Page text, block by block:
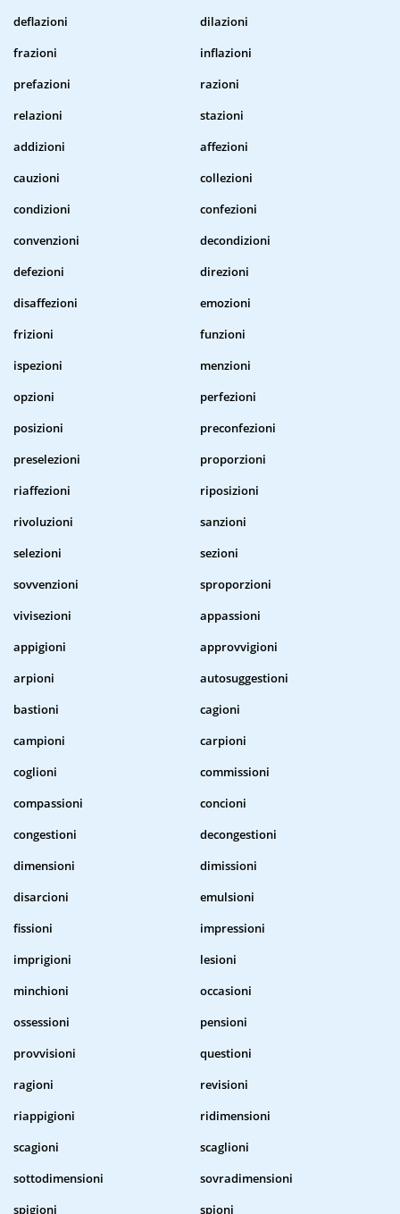
deflazioni
dilazioni
frazioni
inflazioni
prefazioni
razioni
relazioni
stazioni
addizioni
affezioni
cauzioni
collezioni
condizioni
confezioni
convenzioni
decondizioni
defezioni
direzioni
disaffezioni
emozioni
frizioni
funzioni
ispezioni
menzioni
opzioni
perfezioni
posizioni
preconfezioni
preselezioni
proporzioni
riaffezioni
riposizioni
rivoluzioni
sanzioni
selezioni
sezioni
sovvenzioni
sproporzioni
vivisezioni
appassioni
appigioni
approvvigioni
arpioni
autosuggestioni
bastioni
cagioni
campioni
carpioni
coglioni
commissioni
compassioni
concioni
congestioni
decongestioni
dimensioni
dimissioni
disarcioni
emulsioni
fissioni
impressioni
imprigioni
lesioni
minchioni
occasioni
ossessioni
pensioni
provvisioni
questioni
ragioni
revisioni
riappigioni
ridimensioni
scagioni
scaglioni
sottodimensioni
sovradimensioni
spigioni
spioni